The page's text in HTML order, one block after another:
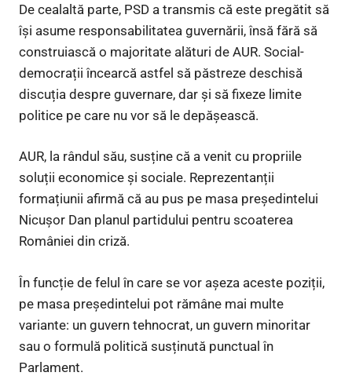
De cealaltă parte, PSD a transmis că este pregătit să
își asume responsabilitatea guvernării, însă fără să
construiască o majoritate alături de AUR. Social-
democrații încearcă astfel să păstreze deschisă
discuția despre guvernare, dar și să fixeze limite
politice pe care nu vor să le depășească.
AUR, la rândul său, susține că a venit cu propriile
soluții economice și sociale. Reprezentanții
formațiunii afirmă că au pus pe masa președintelui
Nicușor Dan planul partidului pentru scoaterea
României din criză.
În funcție de felul în care se vor așeza aceste poziții,
pe masa președintelui pot rămâne mai multe
variante: un guvern tehnocrat, un guvern minoritar
sau o formulă politică susținută punctual în
Parlament.